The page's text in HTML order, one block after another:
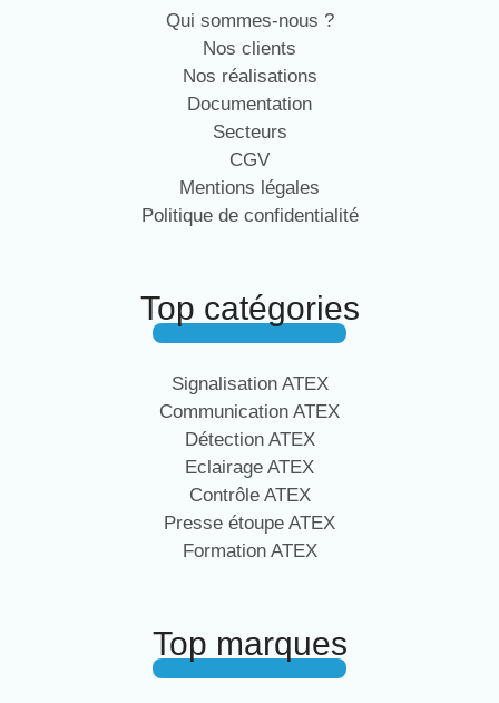
Qui sommes-nous ?
Nos clients
Nos réalisations
Documentation
Secteurs
CGV
Mentions légales
Politique de confidentialité
Top catégories
Signalisation ATEX
Communication ATEX
Détection ATEX
Eclairage ATEX
Contrôle ATEX
Presse étoupe ATEX
Formation ATEX
Top marques